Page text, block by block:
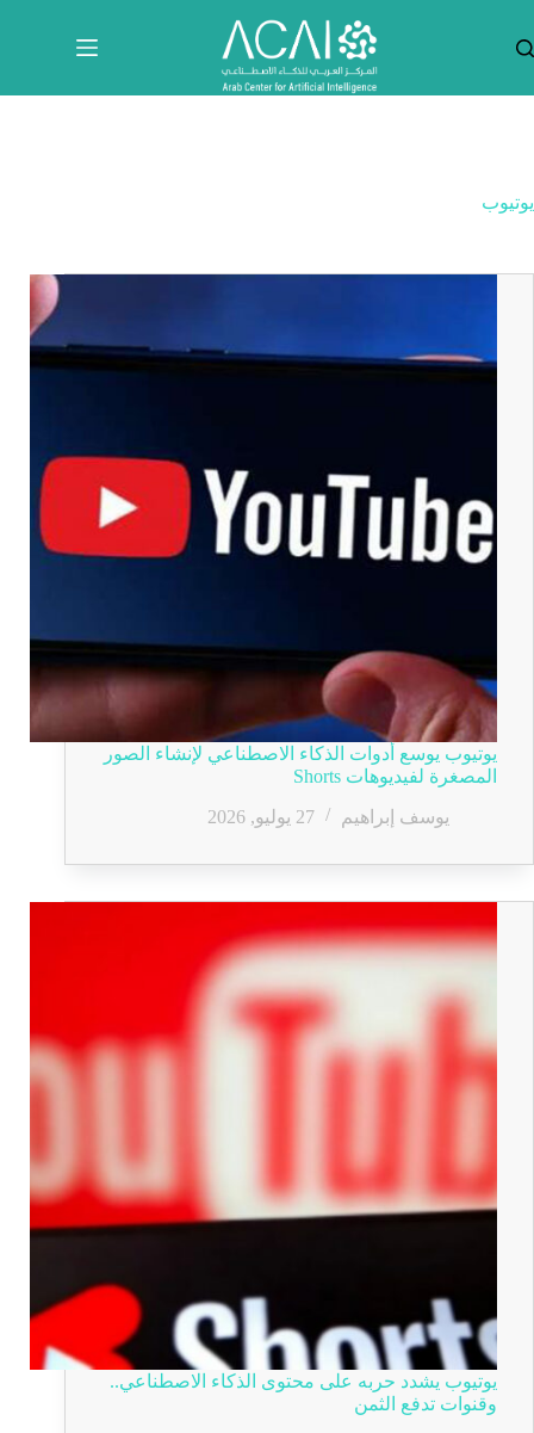
المحتوى
يوتيوب
يوتيوب يوسع أدوات الذكاء الاصطناعي لإنشاء الصور
المصغرة لفيديوهات Shorts
يوسف إبراهيم
27 يوليو, 2026
يوتيوب يشدد حربه على محتوى الذكاء الاصطناعي..
وقنوات تدفع الثمن